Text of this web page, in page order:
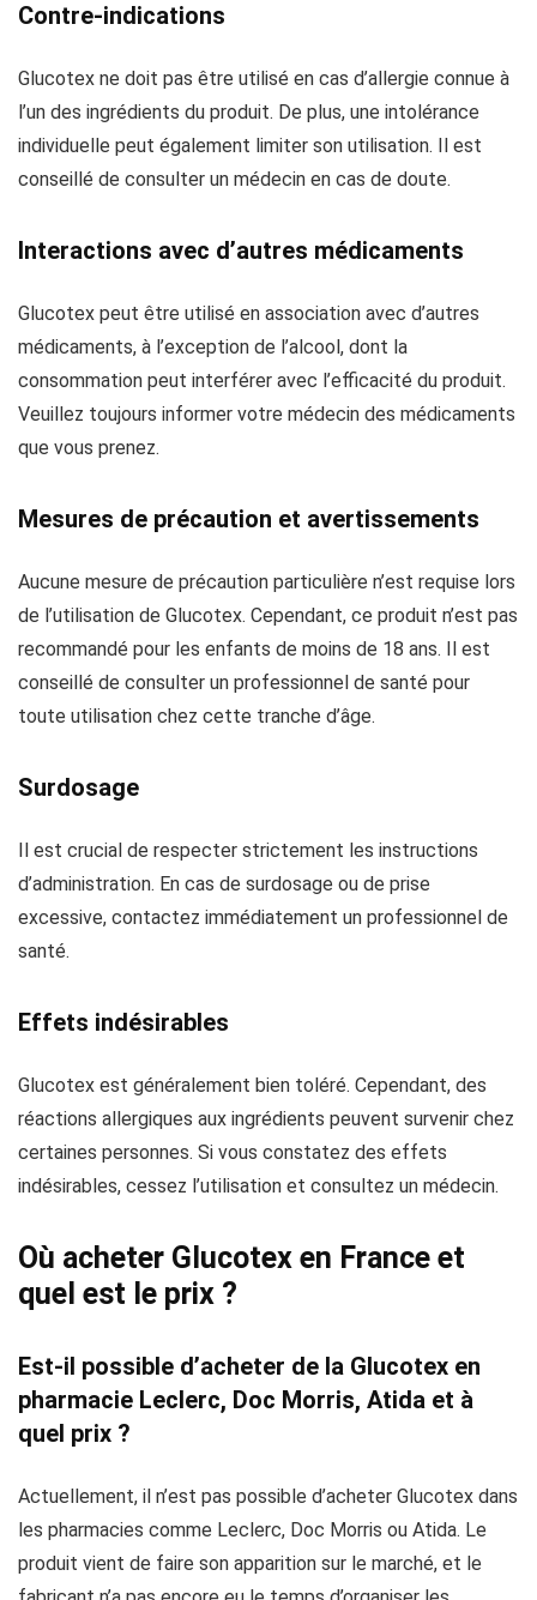
Contre-indications
Glucotex ne doit pas être utilisé en cas d’allergie connue à
l’un des ingrédients du produit. De plus, une intolérance
individuelle peut également limiter son utilisation. Il est
conseillé de consulter un médecin en cas de doute.
Interactions avec d’autres médicaments
Glucotex peut être utilisé en association avec d’autres
médicaments, à l’exception de l’alcool, dont la
consommation peut interférer avec l’efficacité du produit.
Veuillez toujours informer votre médecin des médicaments
que vous prenez.
Mesures de précaution et avertissements
Aucune mesure de précaution particulière n’est requise lors
de l’utilisation de Glucotex. Cependant, ce produit n’est pas
recommandé pour les enfants de moins de 18 ans. Il est
conseillé de consulter un professionnel de santé pour
toute utilisation chez cette tranche d’âge.
Surdosage
Il est crucial de respecter strictement les instructions
d’administration. En cas de surdosage ou de prise
excessive, contactez immédiatement un professionnel de
santé.
Effets indésirables
Glucotex est généralement bien toléré. Cependant, des
réactions allergiques aux ingrédients peuvent survenir chez
certaines personnes. Si vous constatez des effets
indésirables, cessez l’utilisation et consultez un médecin.
Où acheter Glucotex en France et
quel est le prix ?
Est-il possible d’acheter de la Glucotex en
pharmacie Leclerc, Doc Morris, Atida et à
quel prix ?
Actuellement, il n’est pas possible d’acheter Glucotex dans
les pharmacies comme Leclerc, Doc Morris ou Atida. Le
produit vient de faire son apparition sur le marché, et le